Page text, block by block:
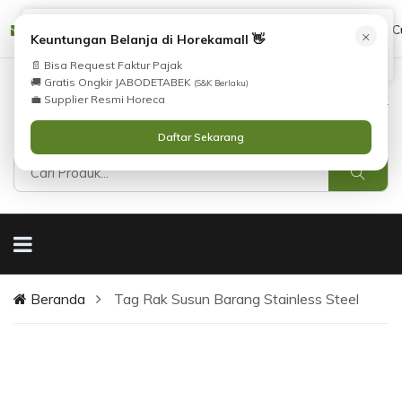
(021) 38783380 08551688000
Masuk
×
Keuntungan Belanja di Horekamall 👋
📄 Bisa Request Faktur Pajak
🚚 Gratis Ongkir JABODETABEK (S&K Berlaku)
💼 Supplier Resmi Horeca
Daftar Sekarang
Beranda Tag Rak Susun Barang Stainless Steel
i
Silahkan lihatKatalog
Hubungi Kami